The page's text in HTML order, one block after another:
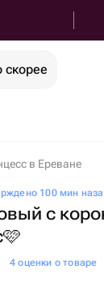
в Ереване
100 мин
с
4 оценки о товаре